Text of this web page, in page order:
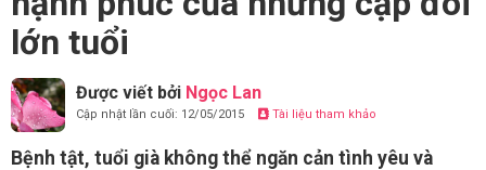
lớn tuổi
Được viết bởi Ngọc Lan
Cập nhật lần cuối: 12/05/2015 Tài liệu tham khảo
Bệnh tật, tuổi già không thể ngăn cản tình yêu và